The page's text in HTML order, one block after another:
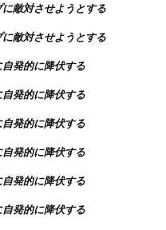
敵対させようとする
敵対させようとする
発的に降伏する
発的に降伏する
発的に降伏する
発的に降伏する
発的に降伏する
発的に降伏する